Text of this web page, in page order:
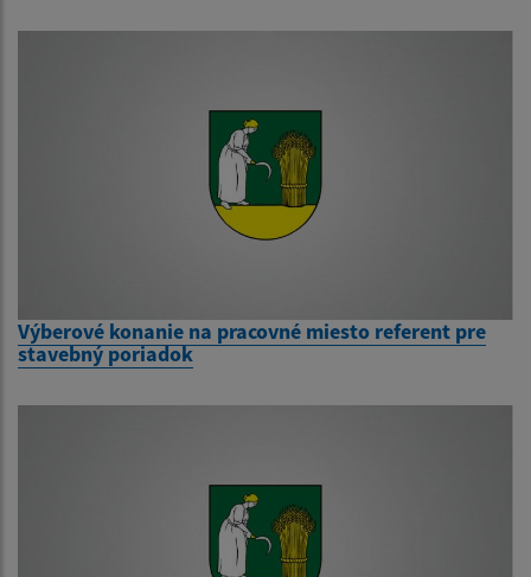
Výberové konanie na pracovné miesto referent pre
stavebný poriadok